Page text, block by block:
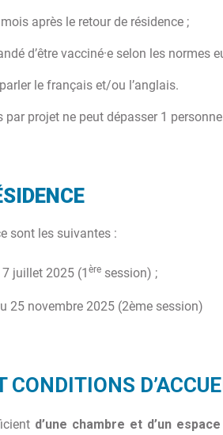
après le retour de résidence ;
d’être vacciné·e selon les normes
le français et/ou l’anglais.
par projet ne peut dépasser 1
sont les suivantes :
juillet 2025 (1 ère session) ;
25 novembre 2025 (2ème session)
CONDITIONS
d’une chambre et d’un